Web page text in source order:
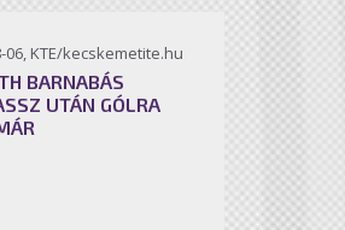
06, KTE/kecskemetite.hu
BARNABÁS
UTÁN GÓLRA